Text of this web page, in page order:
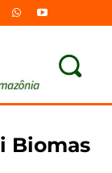
Biomas